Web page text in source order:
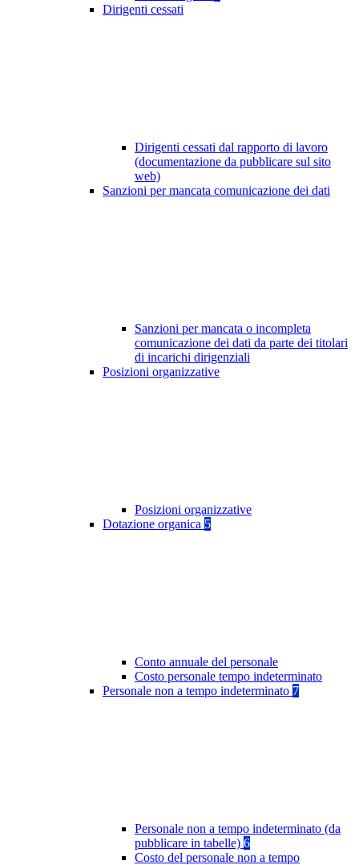
Dirigenti cessati
Dirigenti cessati dal rapporto di lavoro
(documentazione da pubblicare sul sito
web)
Sanzioni per mancata comunicazione dei dati
Sanzioni per mancata o incompleta
comunicazione dei dati da parte dei titolari
di incarichi dirigenziali
Posizioni organizzative
Posizioni organizzative
Dotazione organica 5
Conto annuale del personale
Costo personale tempo indeterminato
Personale non a tempo indeterminato 7
Personale non a tempo indeterminato (da
pubblicare in tabelle) 6
Costo del personale non a tempo